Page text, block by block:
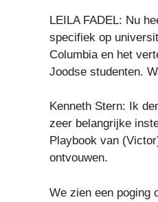
LEILA FADEL: Nu
specifiek op
Columbia en het
Joodse studenten.
Kenneth Stern: Ik
zeer belangrijke
Playbook van
ontvouwen.
We zien een poging